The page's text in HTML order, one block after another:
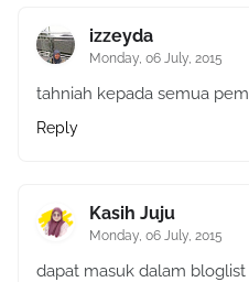
izzeyda
Monday, 06 July, 2015
tahniah kepada semua
Reply
Kasih Juju
Monday, 06 July, 2015
dapat masuk dalam